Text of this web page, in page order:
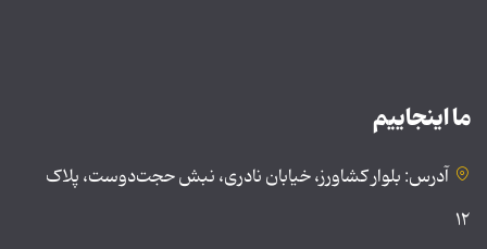
ما اینجاییم
آدرس: بلوار کشاورز، خیابان نادری، نبش حجت‌دوست، پلاک
۱۲